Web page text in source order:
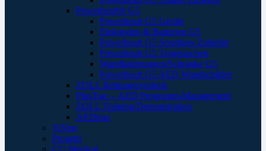
Powerheart® G5
Powerheart G5 Geräte
Elektroden & Batterien G5
Powerheart G5 Sonstiges Zubehör
Powerheart G5 Tragetaschen
Wandhalterungen/Schränke G5
Powerheart G5 AED Wandschilder
ZOLL Rettungssymbole
PlusTrac – AED Programm-Management
ZOLL Training/Demonstration
AEDtrax
ViVest
Progetti
CU Medical